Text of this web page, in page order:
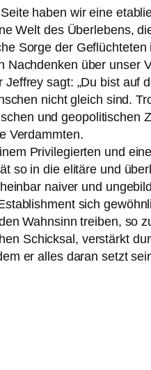
haben wir eine
Welt des Überlebens,
Sorge der Geflüchteten
über unser
sagt: „Du bist auf
nicht gleich sind.
und geo­po­li­ti­schen
Verdammten.
Privilegierten und
so in die eli­tä­re und
nai­ver und
sich
Wahnsinn trei­ben, so
Schicksal, ver­stärkt
er alles dar­an setzt